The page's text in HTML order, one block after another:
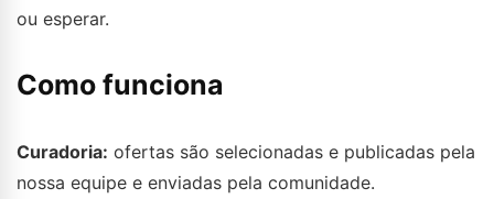
ou esperar.
Como funciona
Curadoria: ofertas são selecionadas e publicadas pela
nossa equipe e enviadas pela comunidade.